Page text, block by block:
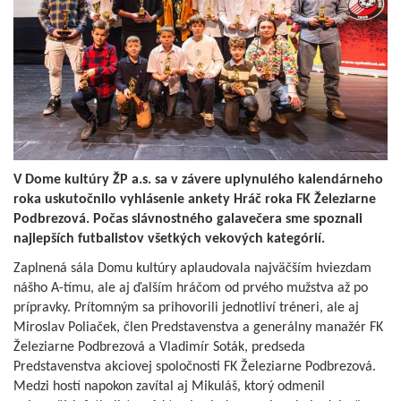
V Dome kultúry ŽP a.s. sa v závere uplynulého kalendárneho
roka uskutočnilo vyhlásenie ankety Hráč roka FK Železiarne
Podbrezová. Počas slávnostného galavečera sme spoznali
najlepších futbalistov všetkých vekových kategórií.
Zaplnená sála Domu kultúry aplaudovala najväčším hviezdam
nášho A-tímu, ale aj ďalším hráčom od prvého mužstva až po
prípravky. Prítomným sa prihovorili jednotliví tréneri, ale aj
Miroslav Poliaček, člen Predstavenstva a generálny manažér FK
Železiarne Podbrezová a Vladimír Soták, predseda
Predstavenstva akciovej spoločnosti FK Železiarne Podbrezová.
Medzi hostí napokon zavítal aj Mikuláš, ktorý odmenil